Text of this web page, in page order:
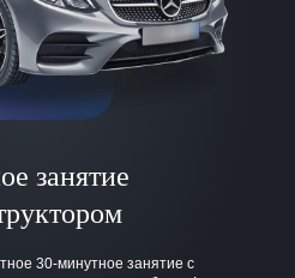
занятие
30-минутное занятие с